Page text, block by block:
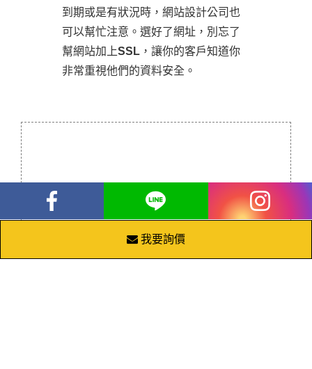
到期或是有狀況時，網站設計公司也
可以幫忙注意。選好了網址，別忘了
幫網站加上SSL ，讓你的客戶知道你
非常重視他們的資料安全。
台中網站設計｜台中SEO搜尋引擎優
我要詢價